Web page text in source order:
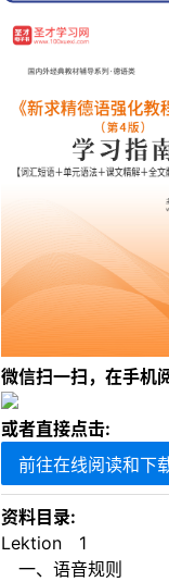
微信扫一扫，在手机
或者直接点击:
前往在线阅读和下
资料目录:
Lektion 1
一、语音规则